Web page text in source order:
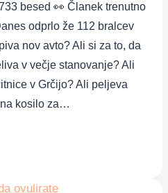
besed 👀 Članek trenutno
odprlo že 112 bralcev
nov avto? Ali si za to, da
v večje stanovanje? Ali
v Grčijo? Ali peljeva
kosilo za…